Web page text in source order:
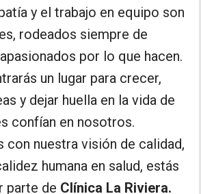
y el trabajo en equipo son
rodeados siempre de
por lo que hacen.
un lugar para crecer,
y dejar huella en la vida de
confían en nosotros.
con nuestra visión de calidad,
humana en salud, estás
parte de Clínica La Riviera.